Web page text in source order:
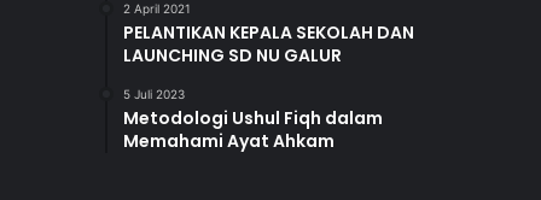
2 April 2021
PELANTIKAN KEPALA SEKOLAH DAN
LAUNCHING SD NU GALUR
5 Juli 2023
Metodologi Ushul Fiqh dalam
Memahami Ayat Ahkam